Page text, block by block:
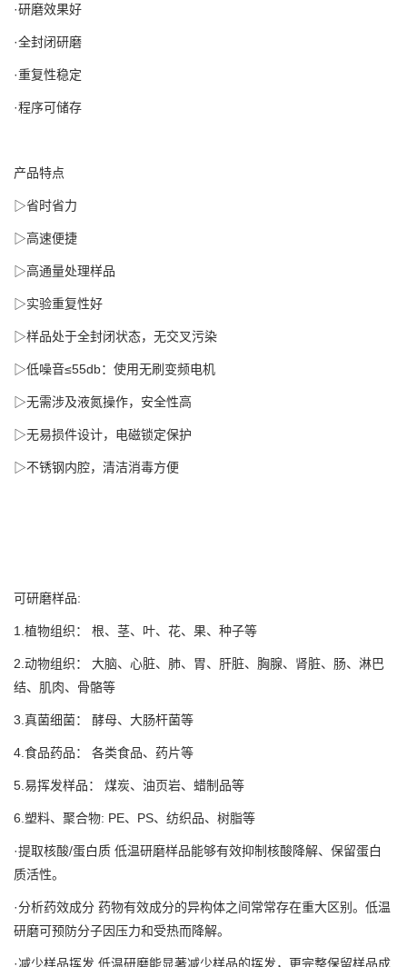
·研磨效果好
·全封闭研磨
·重复性稳定
·程序可储存
产品特点
▷省时省力
▷高速便捷
▷高通量处理样品
▷实验重复性好
▷样品处于全封闭状态，无交叉污染
▷低噪音≤55db：使用无刷变频电机
▷无需涉及液氮操作，安全性高
▷无易损件设计，电磁锁定保护
▷不锈钢内腔，清洁消毒方便
可研磨样品:
1.植物组织： 根、茎、叶、花、果、种子等
2.动物组织： 大脑、心脏、肺、胃、肝脏、胸腺、肾脏、肠、淋巴
结、肌肉、骨骼等
3.真菌细菌： 酵母、大肠杆菌等
4.食品药品： 各类食品、药片等
5.易挥发样品： 煤炭、油页岩、蜡制品等
6.塑料、聚合物: PE、PS、纺织品、树脂等
·提取核酸/蛋白质 低温研磨样品能够有效抑制核酸降解、保留蛋白
质活性。
·分析药效成分 药物有效成分的异构体之间常常存在重大区别。低温
研磨可预防分子因压力和受热而降解。
·减少样品挥发 低温研磨能显著减少样品的挥发，更完整保留样品成